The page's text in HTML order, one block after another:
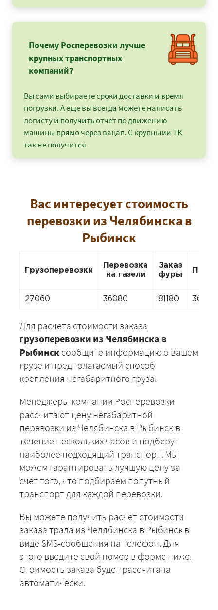
Почему Росперевозки лучше
крупных транспортных
компаний?
Вы сами выбираете сроки доставки и время
погрузки. А еще вы всегда можете написать
логисту и получить отчет по движению
машины прямо через вацап. С крупными ТК
так не получится.
Вас интересует стоимость
перевозки из Челябинска в
Рыбинск
Грузоперевозки
Перевозка
на газели
Заказ
фуры
27060 36080 81180 36080
Для расчета стоимости заказа
грузоперевозки из Челябинска в
Рыбинск сообщите информацию о вашем
грузе и предполагаемый способ
крепления негабаритного груза.
Менеджеры компании Росперевозки
рассчитают цену негабаритной
перевозки из Челябинска в Рыбинск в
течение нескольких часов и подберут
наиболее подходящий транспорт. Мы
можем гарантировать лучшую цену за
счет того, что подбираем попутный
транспорт для каждой перевозки.
Вы можете получить расчёт стоимости
заказа трала из Челябинска в Рыбинск в
виде SMS-сообщения на телефон. Для
этого введите свой номер в форме ниже.
Стоимость заказа будет рассчитана
автоматически.